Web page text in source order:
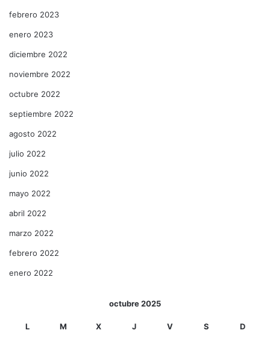
febrero 2023
enero 2023
diciembre 2022
noviembre 2022
octubre 2022
septiembre 2022
agosto 2022
julio 2022
junio 2022
mayo 2022
abril 2022
marzo 2022
febrero 2022
enero 2022
octubre 2025
L M X J V S D